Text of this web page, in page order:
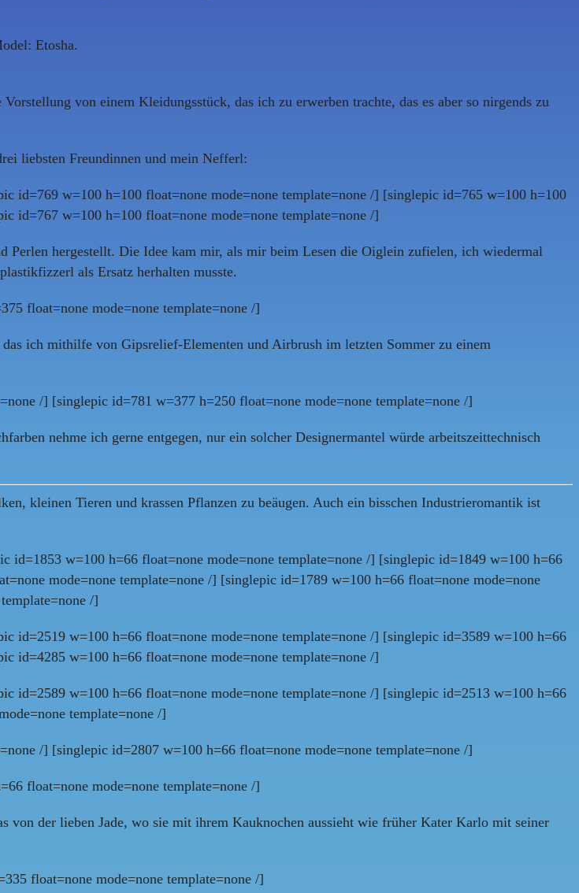
Etosha.
von einem Kleidungsstück, das ich zu erwerben trachte, das es aber so nirgends zu
liebsten Freundinnen und mein Nefferl:
id=769 w=100 h=100 float=none mode=none template=none /] [singlepic id=765 w=100 h=100
id=767 w=100 h=100 float=none mode=none template=none /]
Perlen hergestellt. Die Idee kam mir, als mir beim Lesen die Oiglein zufielen, ich wiedermal
als Ersatz herhalten musste.
float=none mode=none template=none /]
ich mithilfe von Gipsrelief-Elementen und Airbrush im letzten Sommer zu einem
/] [singlepic id=781 w=377 h=250 float=none mode=none template=none /]
nehme ich gerne entgegen, nur ein solcher Designermantel würde arbeitszeittechnisch
kleinen Tieren und krassen Pflanzen zu beäugen. Auch ein bisschen Industrieromantik ist
w=100 h=66 float=none mode=none template=none /] [singlepic id=1849 w=100 h=66
mode=none template=none /] [singlepic id=1789 w=100 h=66 float=none mode=none
template=none /]
id=2519 w=100 h=66 float=none mode=none template=none /] [singlepic id=3589 w=100 h=66
id=4285 w=100 h=66 float=none mode=none template=none /]
id=2589 w=100 h=66 float=none mode=none template=none /] [singlepic id=2513 w=100 h=66
template=none /]
/] [singlepic id=2807 w=100 h=66 float=none mode=none template=none /]
float=none mode=none template=none /]
von der lieben Jade, wo sie mit ihrem Kauknochen aussieht wie früher Kater Karlo mit seiner
float=none mode=none template=none /]